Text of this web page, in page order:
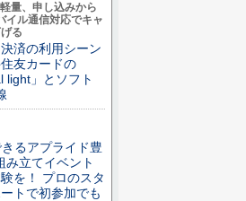
量、申し込みから
イル通信対応でキャ
る
済の利用シーン
友カードの
light」とソフト
るアプライド豊
み立てイベント
を！ プロのスタ
トで初参加でも